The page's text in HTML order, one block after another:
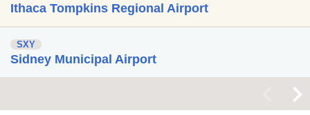
Ithaca Tompkins Regional Airport
SXY
Sidney Municipal Airport